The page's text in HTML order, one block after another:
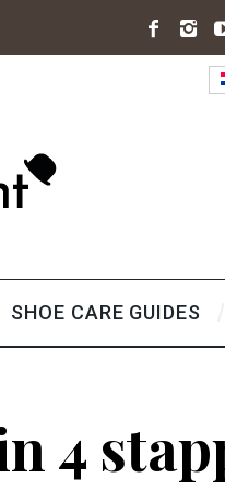
SHOE CARE GUIDES
4